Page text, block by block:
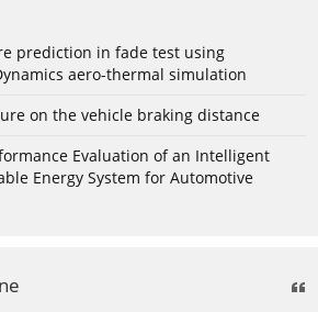
prediction in fade test using
aero-thermal simulation
on the vehicle braking distance
Evaluation of an Intelligent
Energy System for Automotive